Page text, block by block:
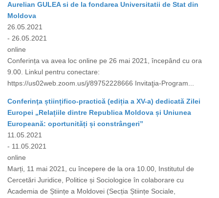
Aurelian GULEA si de la fondarea Universitatii de Stat din
Moldova
26.05.2021
- 26.05.2021
online
Conferința va avea loc online pe 26 mai 2021, începând cu ora
9.00. Linkul pentru conectare:
https://us02web.zoom.us/j/89752228666 Invitaţia-Program...
Conferinţa științifico-practică (ediția a XV-a) dedicată Zilei
Europei „Relațiile dintre Republica Moldova și Uniunea
Europeană: oportunități și constrângeri”
11.05.2021
- 11.05.2021
online
Marți, 11 mai 2021, cu începere de la ora 10.00, Institutul de
Cercetări Juridice, Politice și Sociologice în colaborare cu
Academia de Științe a Moldovei (Secția Științe Sociale,